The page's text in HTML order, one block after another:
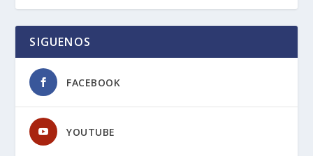
SIGUENOS
FACEBOOK
YOUTUBE